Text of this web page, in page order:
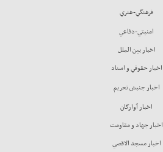
فرهنگي-هنري
امنيتي-دفاعي
اخبار بين الملل
اخبار حقوقي و اسناد
اخبار جنبش تحريم
اخبار آوارگان
اخبار جهاد و مقاومت
اخبار مسجد الاقصي